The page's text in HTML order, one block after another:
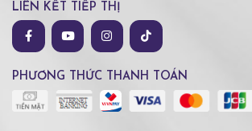
LIÊN KẾT TIẾP THỊ
PHƯƠNG THỨC THANH TOÁN